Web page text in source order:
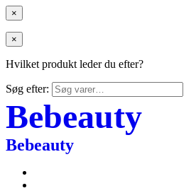
×
×
Hvilket produkt leder du efter?
Søg efter:
Bebeauty
Bebeauty